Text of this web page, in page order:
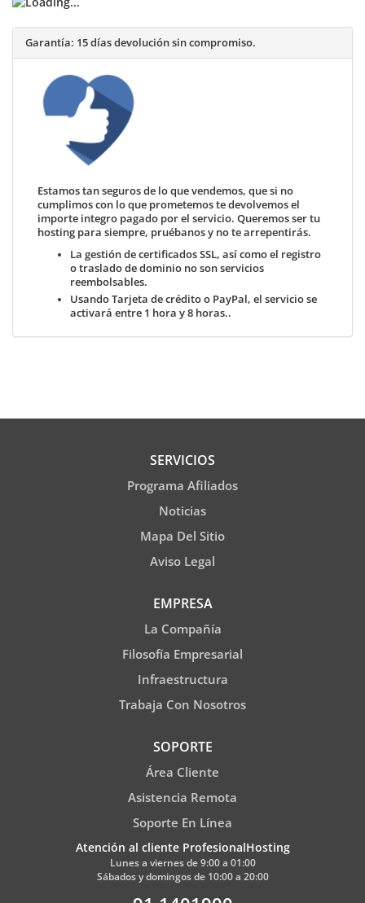
Garantía: 15 días devolución sin compromiso.
Estamos tan seguros de lo que vendemos, que si no
cumplimos con lo que prometemos te devolvemos el
importe integro pagado por el servicio. Queremos ser tu
hosting para siempre, pruébanos y no te arrepentirás.
La gestión de certificados SSL, así como el registro
o traslado de dominio no son servicios
reembolsables.
UsandoTarjeta de crédito o PayPal, el servicio se
activará entre 1 hora y 8 horas..
SERVICIOS
Programa Afiliados
Noticias
Mapa Del Sitio
Aviso Legal
EMPRESA
La Compañía
Filosofía Empresarial
Infraestructura
Trabaja Con Nosotros
SOPORTE
Área Cliente
Asistencia Remota
Soporte En Línea
Atención al cliente ProfesionalHosting
Lunes a viernes de 9:00 a 01:00
Sábados y domingos de 10:00 a 20:00